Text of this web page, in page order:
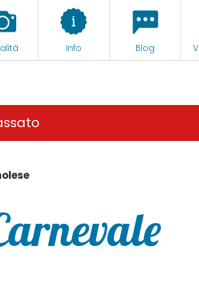
Info Blog